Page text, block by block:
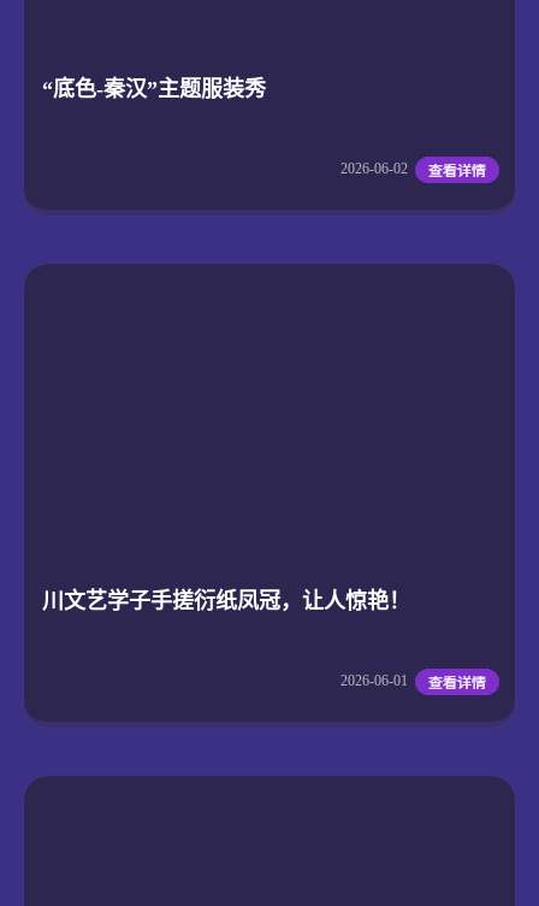
“底色-秦汉”主题服装秀
2026-06-02
川文艺学子手搓衍纸凤冠，让人惊艳！
2026-06-01